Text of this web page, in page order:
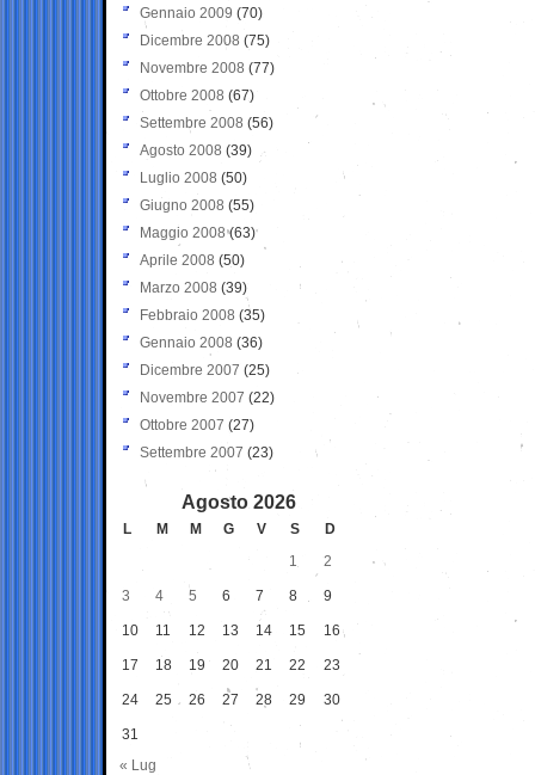
Gennaio 2009 (70)
Dicembre 2008 (75)
Novembre 2008 (77)
Ottobre 2008 (67)
Settembre 2008 (56)
Agosto 2008 (39)
Luglio 2008 (50)
Giugno 2008 (55)
Maggio 2008(63)
Aprile 2008 (50)
Marzo 2008 (39)
Febbraio 2008 (35)
Gennaio 2008 (36)
Dicembre 2007 (25)
Novembre 2007 (22)
Ottobre 2007 (27)
Settembre 2007 (23)
Agosto 2026
L M M G V S
D
1
2
3 4 5 6 7 8 9
10 11 12 13 14 15 16
17 18 19 20 21 22 23
24 25 26 27 28 29 30
31
« Lug